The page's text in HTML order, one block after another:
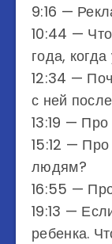
9:16​​​​​ —
10:44​​​​​ —
года,
12:34​​​​​ —
с ней
13:19​​​​​ —
15:12​​​​​ —
людям?
16:55​​​​​ —
19:13​​​​​ —
ребенка.